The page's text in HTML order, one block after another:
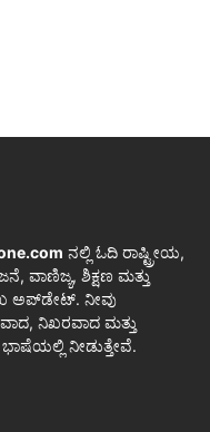
ನಲ್ಲಿ ಓದಿ ರಾಷ್ಟ್ರೀಯ,
ವಾಣಿಜ್ಯ, ಶಿಕ್ಷಣ ಮತ್ತು
ಅಪ್‌ಡೇಟ್. ನೀವು
ನಿಖರವಾದ ಮತ್ತು
ಭಾಷೆಯಲ್ಲಿ ನೀಡುತ್ತೇವೆ.